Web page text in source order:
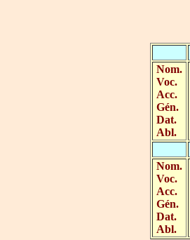
Nom.
Voc.
Acc.
Gén.
Dat.
Abl.
Nom.
Voc.
Acc.
Gén.
Dat.
Abl.